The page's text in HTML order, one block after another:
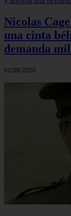
Nicolas
una cinta
demanda
02/08/2026